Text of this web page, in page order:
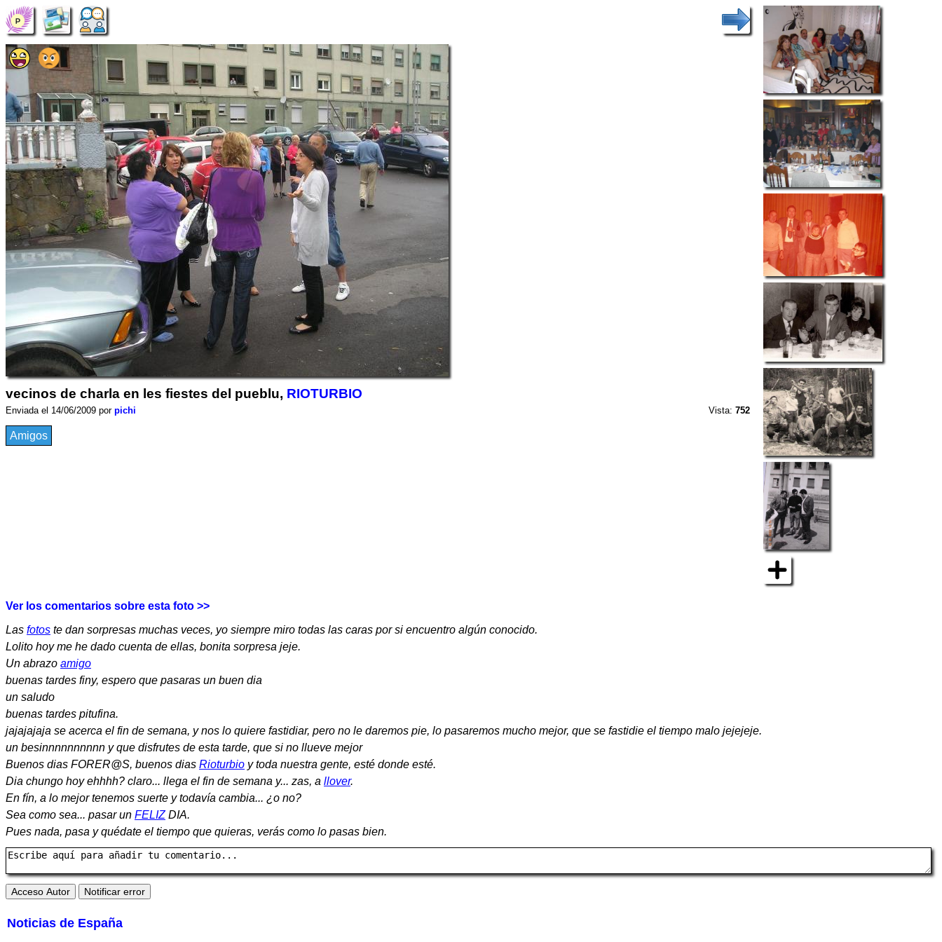
vecinos de charla en les fiestes del pueblu, RIOTURBIO
Enviada el 14/06/2009 por pichi Vista:752
Amigos
Ver los comentarios sobre esta foto >>
Las fotos te dan sorpresas muchas veces, yo siempre miro todas las caras por si encuentro algún conocido.
Lolito hoy me he dado cuenta de ellas, bonita sorpresa jeje.
Un abrazo amigo
buenas tardes finy, espero que pasaras un buen dia
un saludo
buenas tardes pitufina.
jajajajaja se acerca el fin de semana, y nos lo quiere fastidiar, pero no le daremos pie, lo pasaremos mucho mejor, que se fastidie el tiempo malo jejejeje.
un besinnnnnnnnnn y que disfrutes de esta tarde, que si no llueve mejor
Buenos dias FORER@S, buenos dias Rioturbio y toda nuestra gente, esté donde esté.
Dia chungo hoy ehhhh? claro... llega el fin de semana y... zas, a llover.
En fín, a lo mejor tenemos suerte y todavía cambia... ¿o no?
Sea como sea... pasar un FELIZDIA.
Pues nada, pasa y quédate el tiempo que quieras, verás como lo pasas bien.
Noticias de España